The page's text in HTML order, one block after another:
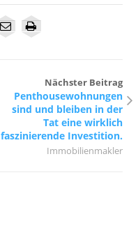
Nächster Beitrag
Penthousewohnungen
sind und bleiben in der
Tat eine wirklich
faszinierende Investition.
Immobilienmakler